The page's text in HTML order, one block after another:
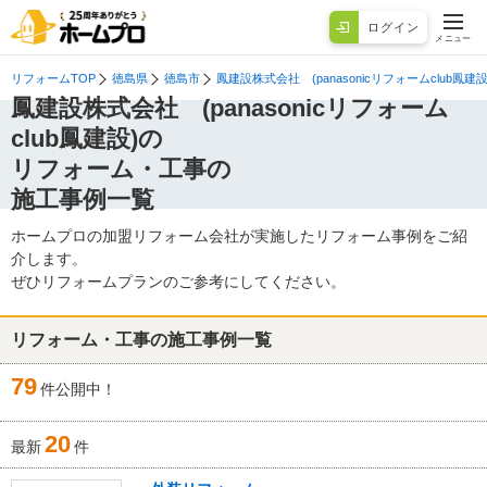
ログイン
メニュー
リフォームTOP 徳島県 徳島市 鳳建設株式会社 (panasonicリフォームclub鳳建
鳳建設株式会社 (panasonicリフォーム
club鳳建設)の
リフォーム・工事の
施工事例一覧
ホームプロの加盟リフォーム会社が実施したリフォーム事例をご紹
介します。
ぜひリフォームプランのご参考にしてください。
リフォーム・工事の施工事例一覧
79件公開中！
最新20件